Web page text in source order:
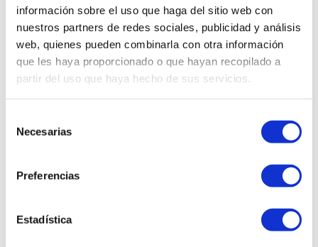
información sobre el uso que haga del sitio web con
nuestros partners de redes sociales, publicidad y análisis
web, quienes pueden combinarla con otra información
que les haya proporcionado o que hayan recopilado a
partir del uso que haya hecho de sus servicios.
Necesarias
Preferencias
EstadísticaDiseño panorámico de máxima